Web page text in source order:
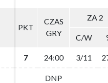
PKT
CZAS
GRY
ZA 2
C/W
7 24:00 3/11
DNP
PKT
CZAS
GRY
ZA 2
C/W
7 24:00 3/11
DNP